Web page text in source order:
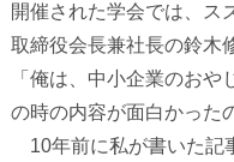
開催された学会では、ス
取締役会長兼社長の鈴木
「俺は、中小企業のおや
の時の内容が面白かった
10年前に私が書いた記